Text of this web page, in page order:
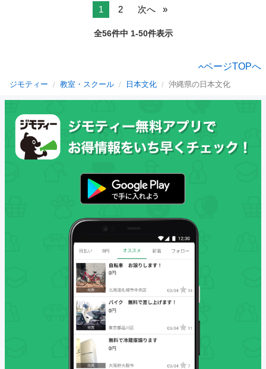
1 2 次へ
全56件中 1-50件表示
ページTOPへ
ジモティー 教室・スクール 日本文化 沖縄県の日本文化